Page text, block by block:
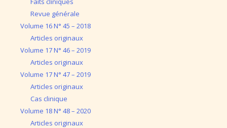
Revue générale
Volume 16 N° 45 – 2018
Articles originaux
Volume 17 N° 46 – 2019
Articles originaux
Volume 17 N° 47 – 2019
Articles originaux
Cas clinique
Volume 18 N° 48 – 2020
Articles originaux